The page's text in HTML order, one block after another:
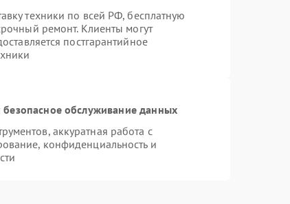
техники по всей РФ, бесплатную
ремонт. Клиенты могут
постгарантийное
обслуживание данных
аккуратная работа с
конфиденциальность и